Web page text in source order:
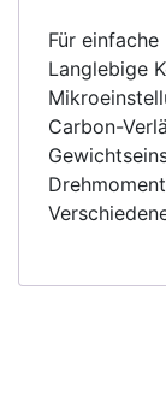
Für
Langlebige
Carbon-